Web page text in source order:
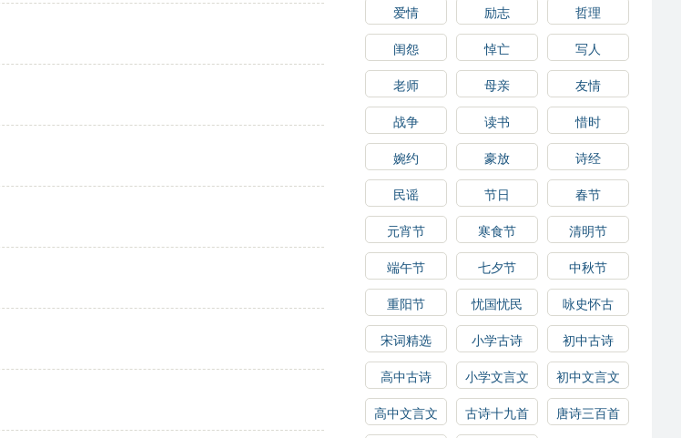
爱情
励志
哲理
闺怨
悼亡
写人
老师
母亲
友情
战争
读书
惜时
婉约
豪放
诗经
民谣
节日
春节
元宵节
寒食节
清明节
端午节
七夕节
中秋节
重阳节
忧国忧民
咏史怀古
宋词精选
小学古诗
初中古诗
高中古诗
小学文言文
初中文言文
高中文言文
古诗十九首
唐诗三百首